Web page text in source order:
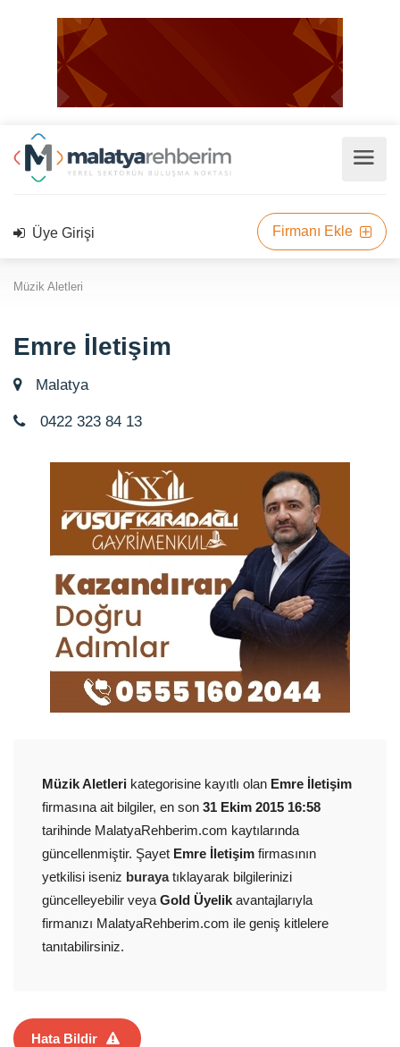
Üye Girişi Firmanı Ekle
Müzik Aletleri
Emre İletişim
Malatya
0422 323 84 13
Müzik Aletleri kategorisine kayıtlı olan Emre İletişim
firmasına ait bilgiler, en son 31 Ekim 2015 16:58
tarihinde MalatyaRehberim.com kaytılarında
güncellenmiştir. Şayet Emre İletişim firmasının
yetkilisi iseniz burayatıklayarak bilgilerinizi
güncelleyebilir veya Gold Üyelik avantajlarıyla
firmanızı MalatyaRehberim.com ile geniş kitlelere
tanıtabilirsiniz.
Hata Bildir